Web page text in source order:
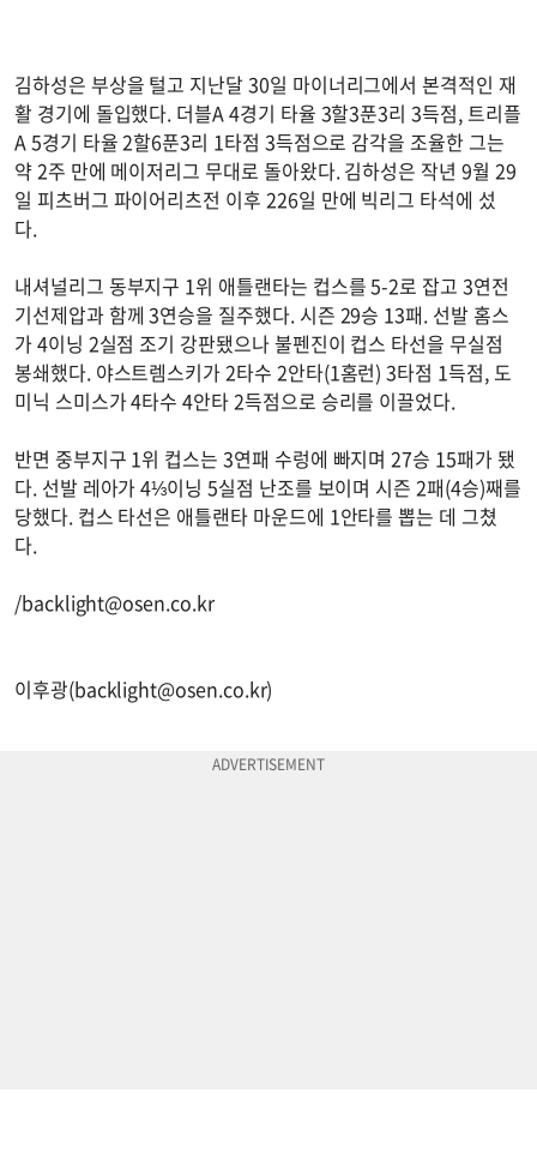
김하성은 부상을 털고 지난달 30일 마이너리그에서 본격적인 재
활 경기에 돌입했다. 더블A 4경기 타율 3할3푼3리 3득점, 트리플
A 5경기 타율 2할6푼3리 1타점 3득점으로 감각을 조율한 그는
약 2주 만에 메이저리그 무대로 돌아왔다. 김하성은 작년 9월 29
일 피츠버그 파이어리츠전 이후 226일 만에 빅리그 타석에 섰
다.
내셔널리그 동부지구 1위 애틀랜타는 컵스를 5-2로 잡고 3연전
기선제압과 함께 3연승을 질주했다. 시즌 29승 13패. 선발 홈스
가 4이닝 2실점 조기 강판됐으나 불펜진이 컵스 타선을 무실점
봉쇄했다. 야스트렘스키가 2타수 2안타(1홈런) 3타점 1득점, 도
미닉 스미스가 4타수 4안타 2득점으로 승리를 이끌었다.
반면 중부지구 1위 컵스는 3연패 수렁에 빠지며 27승 15패가 됐
다. 선발 레아가 4⅓이닝 5실점 난조를 보이며 시즌 2패(4승)째를
당했다. 컵스 타선은 애틀랜타 마운드에 1안타를 뽑는 데 그쳤
다.
/backlight@osen.co.kr
이후광(backlight@osen.co.kr)